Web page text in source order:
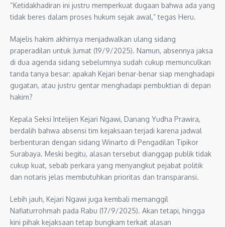
“Ketidakhadiran ini justru memperkuat dugaan bahwa ada yang
tidak beres dalam proses hukum sejak awal,” tegas Heru.
Majelis hakim akhirnya menjadwalkan ulang sidang
praperadilan untuk Jumat (19/9/2025). Namun, absennya jaksa
di dua agenda sidang sebelumnya sudah cukup memunculkan
tanda tanya besar: apakah Kejari benar-benar siap menghadapi
gugatan, atau justru gentar menghadapi pembuktian di depan
hakim?
Kepala Seksi Intelijen Kejari Ngawi, Danang Yudha Prawira,
berdalih bahwa absensi tim kejaksaan terjadi karena jadwal
berbenturan dengan sidang Winarto di Pengadilan Tipikor
Surabaya. Meski begitu, alasan tersebut dianggap publik tidak
cukup kuat, sebab perkara yang menyangkut pejabat politik
dan notaris jelas membutuhkan prioritas dan transparansi.
Lebih jauh, Kejari Ngawi juga kembali memanggil
Nafiaturrohmah pada Rabu (17/9/2025). Akan tetapi, hingga
kini pihak kejaksaan tetap bungkam terkait alasan